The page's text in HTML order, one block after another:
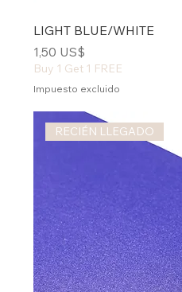
LIGHT BLUE/WHITE
Precio
1,50 US$
Buy 1 Get 1 FREE
Impuesto excluido
RECIÉN LLEGADO